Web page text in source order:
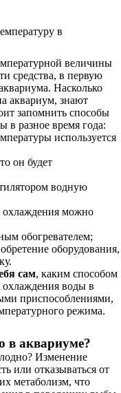
величины
средства, в первую
Насколько
аквариум, знают
запомнить способы
в разное время года:
используется
он будет
водную
охлаждения можно
обогревателем;
оборудования,
сам, каким способом
охлаждения воды в
приспособлениями,
режима.
в аквариуме?
Изменение
или отказываться от
метаболизм, что